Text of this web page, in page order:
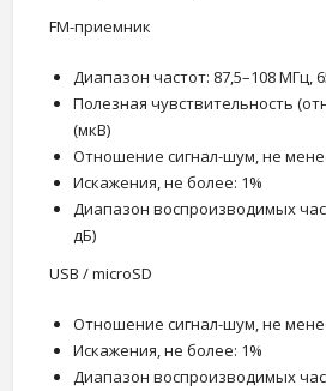
FM-приемник
Диапазон частот: 87,5–108 МГц,
Полезная чувствительность
(мкВ)
Отношение сигнал-шум, не
Искажения, не более: 1%
Диапазон воспроизводимых
дБ)
USB / microSD
Отношение сигнал-шум, не
Искажения, не более: 1%
Диапазон воспроизводимых